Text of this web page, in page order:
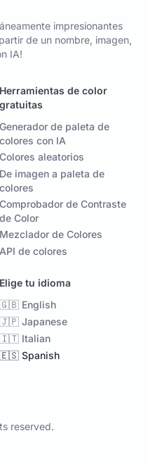
impresionantes
de un nombre, imagen,
IA!
Herramientas de color
gratuitas
Generador de paleta de
colores con IA
Colores aleatorios
De imagen a paleta de
colores
Comprobador de Contraste
de Color
Mezclador de Colores
API de colores
Elige tu idioma
🇬🇧 English
🇯🇵 Japanese
🇮🇹 Italian
🇪🇸 Spanish
reserved.